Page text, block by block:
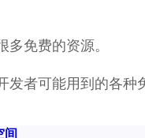
多免费的资源。
发者可能用到的各种
间